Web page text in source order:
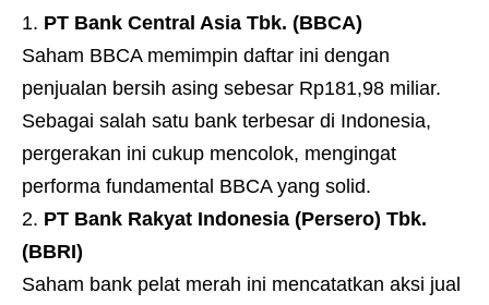
PT Bank Central Asia Tbk. (BBCA)
Saham BBCA memimpin daftar ini dengan
penjualan bersih asing sebesar Rp181,98 miliar.
Sebagai salah satu bank terbesar di Indonesia,
pergerakan ini cukup mencolok, mengingat
performa fundamental BBCA yang solid.
PT Bank Rakyat Indonesia (Persero) Tbk.
(BBRI)
Saham bank pelat merah ini mencatatkan aksi jual